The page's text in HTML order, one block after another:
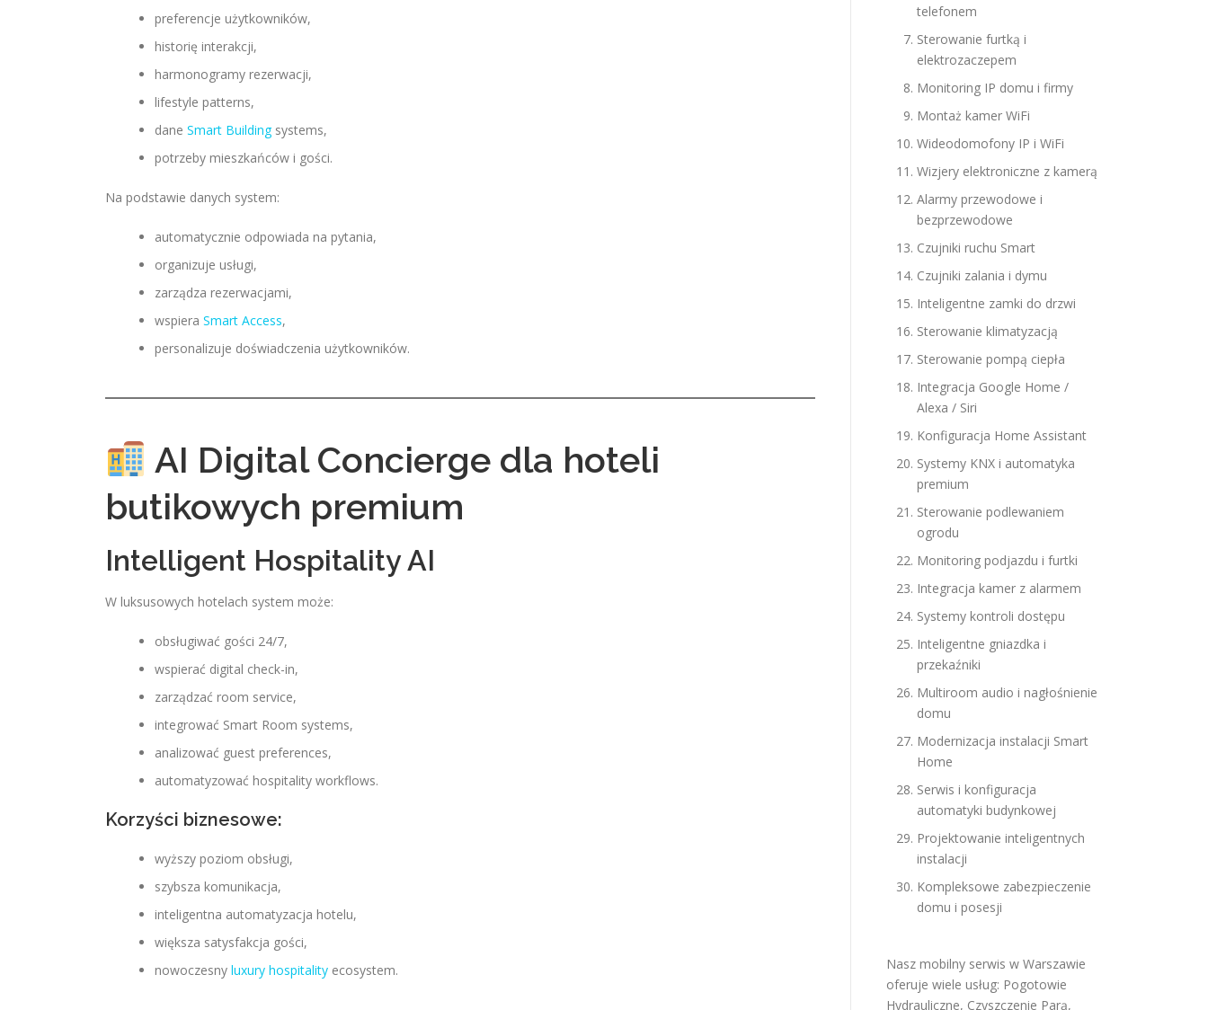
preferencje użytkowników,
historię interakcji,
harmonogramy rezerwacji,
lifestyle patterns,
dane Smart Buildingsystems,
potrzeby mieszkańców i gości.
Na podstawie danych system:
automatycznie odpowiada na pytania,
organizuje usługi,
zarządza rezerwacjami,
wspiera Smart Access,
personalizuje doświadczenia użytkowników.
AI Digital Concierge dla hoteli
butikowych premium
Intelligent Hospitality AI
W luksusowych hotelach system może:
obsługiwać gości 24/7,
wspierać digital check-in,
zarządzać room service,
integrować Smart Room systems,
analizować guest preferences,
automatyzować hospitality workflows.
Korzyści biznesowe:
wyższy poziom obsługi,
szybsza komunikacja,
inteligentna automatyzacja hotelu,
większa satysfakcja gości,
nowoczesny luxury hospitality ecosystem.
telefonem
Sterowanie furtką i
elektrozaczepem
Monitoring IP domu i firmy
Montaż kamer WiFi
Wideodomofony IP i WiFi
Wizjery elektroniczne z kamerą
Alarmy przewodowe i
bezprzewodowe
Czujniki ruchu Smart
Czujniki zalania i dymu
Inteligentne zamki do drzwi
Sterowanie klimatyzacją
Sterowanie pompą ciepła
Integracja Google Home /
Alexa / Siri
Konfiguracja Home Assistant
Systemy KNX i automatyka
premium
Sterowanie podlewaniem
ogrodu
Monitoring podjazdu i furtki
Integracja kamer z alarmem
Systemy kontroli dostępu
Inteligentne gniazdka i
przekaźniki
Multiroom audio i nagłośnienie
domu
Modernizacja instalacji Smart
Home
Serwis i konfiguracja
automatyki budynkowej
Projektowanie inteligentnych
instalacji
Kompleksowe zabezpieczenie
domu i posesji
Nasz mobilny serwis w Warszawie
oferuje wiele usług: Pogotowie
Hydrauliczne, Czyszczenie Parą,